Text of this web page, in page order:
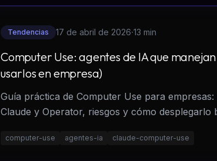
Tendencias 17 de abril de 2026·13 min
Computer Use: agentes de IA que
usarlos en empresa)
Guía práctica de Computer Use para
Claude y Operator, riesgos y cómo desplegarlo
computer-use agentes-ia claude-computer-use